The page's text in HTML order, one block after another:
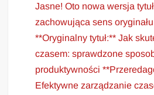
Jasne! Oto nowa wersja
zachowująca sens
**Oryginalny tytuł:** Jak
czasem: sprawdzone
produktywności
Efektywne zarządzanie